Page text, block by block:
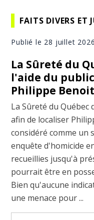
FAITS DIVERS ET
Publié le 28 juillet 2026
La Sûreté du
l'aide du
Philippe Benoit
La Sûreté du Québec
afin de localiser
considéré comme un
enquête d'homicide
recueillies jusqu'à
pourrait être en
Bien qu'aucune
une menace pour ...